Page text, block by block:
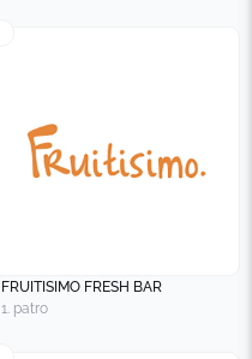
FRUITISIMO FRESH BAR
1. patro